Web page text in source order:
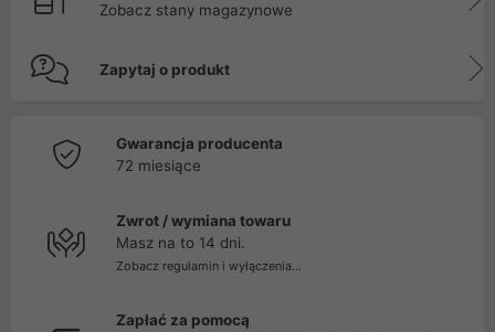
Zobacz stany magazynowe
Zapytaj o produkt
Gwarancja producenta
72 miesiące
Zwrot / wymiana towaru
Masz na to 14 dni.
Zobacz regulamin i wyłączenia...
Zapłać za pomocą